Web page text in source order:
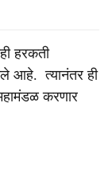
हरकती
आहे. त्यानंतर ही
करणार